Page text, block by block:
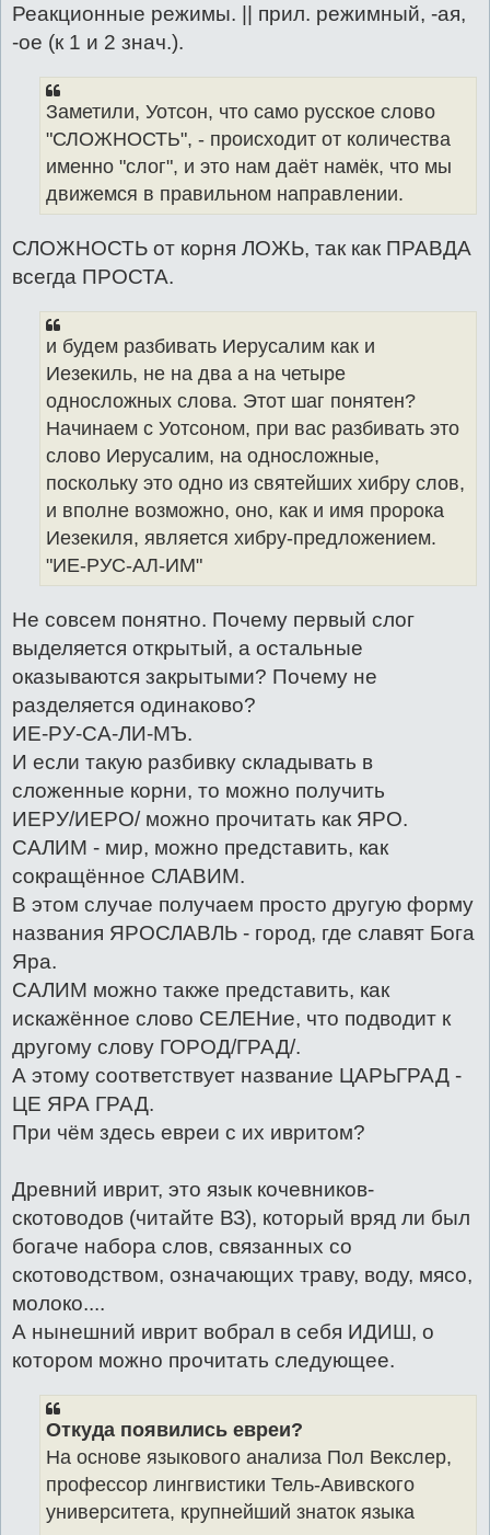
Реакционные режимы. || прил. режимный, -ая,
-ое (к 1 и 2 знач.).
Заметили, Уотсон, что само русское слово
"СЛОЖНОСТЬ", - происходит от количества
именно "слог", и это нам даёт намёк, что мы
движемся в правильном направлении.
СЛОЖНОСТЬ от корня ЛОЖЬ, так как ПРАВДА
всегда ПРОСТА.
и будем разбивать Иерусалим как и
Иезекиль, не на два а на четыре
односложных слова. Этот шаг понятен?
Начинаем с Уотсоном, при вас разбивать это
слово Иерусалим, на односложные,
поскольку это одно из святейших хибру слов,
и вполне возможно, оно, как и имя пророка
Иезекиля, является хибру-предложением.
"ИЕ-РУС-АЛ-ИМ"
Не совсем понятно. Почему первый слог
выделяется открытый, а остальные
оказываются закрытыми? Почему не
разделяется одинаково?
ИЕ-РУ-СА-ЛИ-МЪ.
И если такую разбивку складывать в
сложенные корни, то можно получить
ИЕРУ/ИЕРО/ можно прочитать как ЯРО.
САЛИМ - мир, можно представить, как
сокращённое СЛАВИМ.
В этом случае получаем просто другую форму
названия ЯРОСЛАВЛЬ - город, где славят Бога
Яра.
САЛИМ можно также представить, как
искажённое слово СЕЛЕНие, что подводит к
другому слову ГОРОД/ГРАД/.
А этому соответствует название ЦАРЬГРАД -
ЦЕ ЯРА ГРАД.
При чём здесь евреи с их ивритом?
Древний иврит, это язык кочевников-
скотоводов (читайте ВЗ), который вряд ли был
богаче набора слов, связанных со
скотоводством, означающих траву, воду, мясо,
молоко....
А нынешний иврит вобрал в себя ИДИШ, о
котором можно прочитать следующее.
Откуда появились евреи?
На основе языкового анализа Пол Векслер,
профессор лингвистики Тель-Авивского
университета, крупнейший знаток языка